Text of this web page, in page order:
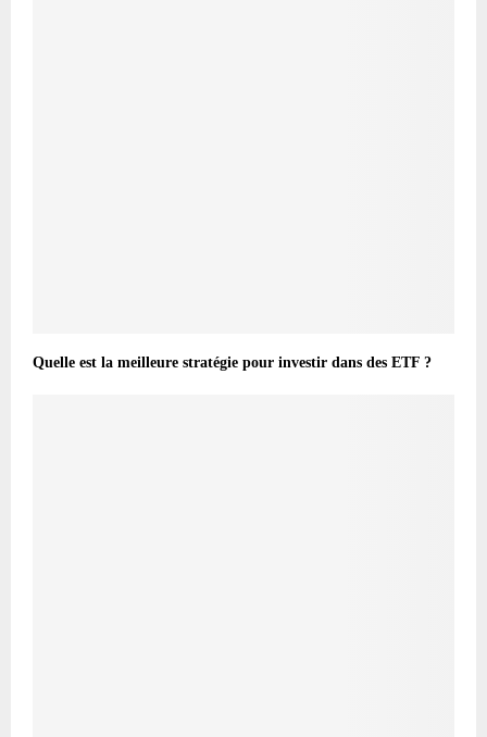
Quelle est la meilleure stratégie pour investir dans des ETF ?